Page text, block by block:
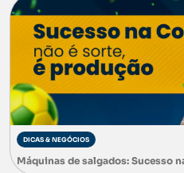
DICAS & NEGÓCIOS
Máquinas de salgados: Sucesso